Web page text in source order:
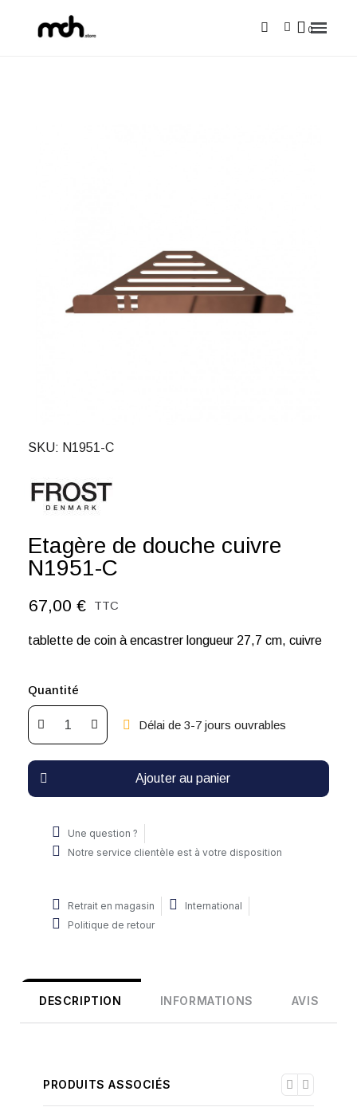
SKU N1951-C
Etagère de douche cuivre
N1951-C
67,00 € TTC
tablette de coin à encastrer longueur 27,7 cm, cuivre
Quantité
Délai de 3-7 jours ouvrables
Ajouter au panier
Une question ?
Notre service clientèle est à votre disposition
Retrait en magasin
International
Politique de retour
DESCRIPTION INFORMATIONS AVIS
PRODUITS ASSOCIÉS